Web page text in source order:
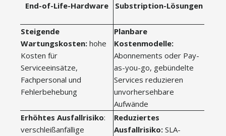
End-of-Life-Hardware
Substription-Lösungen
Steigende
Wartungskosten: hohe
Kosten für
Serviceeinsätze,
Fachpersonal und
Fehlerbehebung
Planbare
Kostenmodelle:
Abonnements oder Pay-
as-you-go, gebündelte
Services reduzieren
unvorhersehbare
Aufwände
Erhöhtes Ausfallrisiko:
verschleißanfällige
Reduziertes
Ausfallrisiko: SLA-